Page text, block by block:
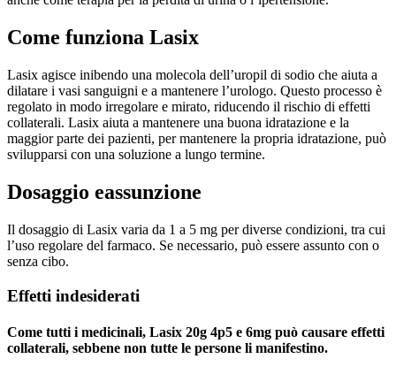
Come funziona Lasix
Lasix agisce inibendo una molecola dell’uropil di sodio che aiuta a
dilatare i vasi sanguigni e a mantenere l’urologo. Questo processo è
regolato in modo irregolare e mirato, riducendo il rischio di effetti
collaterali. Lasix aiuta a mantenere una buona idratazione e la
maggior parte dei pazienti, per mantenere la propria idratazione, può
svilupparsi con una soluzione a lungo termine.
Dosaggio eassunzione
Il dosaggio di Lasix varia da 1 a 5 mg per diverse condizioni, tra cui
l’uso regolare del farmaco. Se necessario, può essere assunto con o
senza cibo.
Effetti indesiderati
Come tutti i medicinali, Lasix 20g 4p5 e 6mg può causare effetti
collaterali, sebbene non tutte le persone li manifestino.